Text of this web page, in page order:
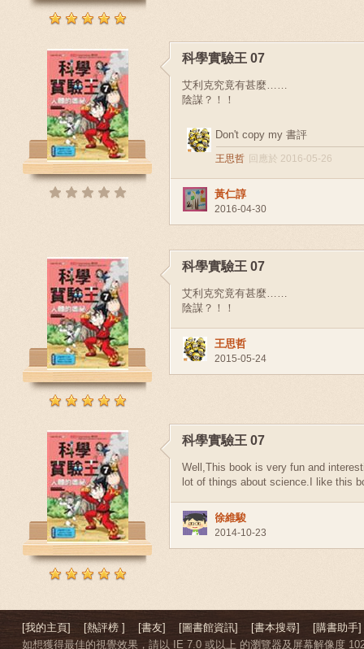
科學實驗王 07
艾利克究竟有甚麼……
陰謀？！！
Don't copy my 書評
王思哲 回應於 2016-05-26
黃仁諄
2016-04-30
科學實驗王 07
艾利克究竟有甚麼……
陰謀？！！
王思哲
2015-05-24
科學實驗王 07
Well,This book is very fun and
lot of things about science.I like this
徐維駿
2014-10-23
[我的主頁] [熱評榜 ] [書友] [圖書館資訊] [書本搜尋]
[購書助手]
如想獲得最佳的視覺效果，請以 IE 7.0 或以上 的瀏覽器及屏幕解像度